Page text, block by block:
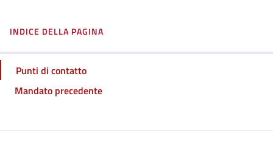
INDICE DELLA PAGINA
Punti di contatto
Mandato precedente